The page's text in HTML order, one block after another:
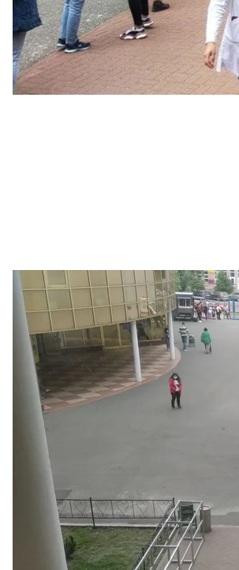
Массовая
Те, кого на вакцинацию
временем и номером